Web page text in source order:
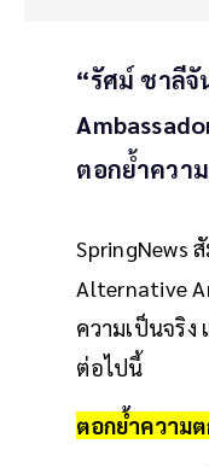
“รัศม์ ชาลีจั
ตอกย้ำควา
SpringNews
Alternative
ความเป็นจริง
ต่อไปนี้
ตอกย้ำความ